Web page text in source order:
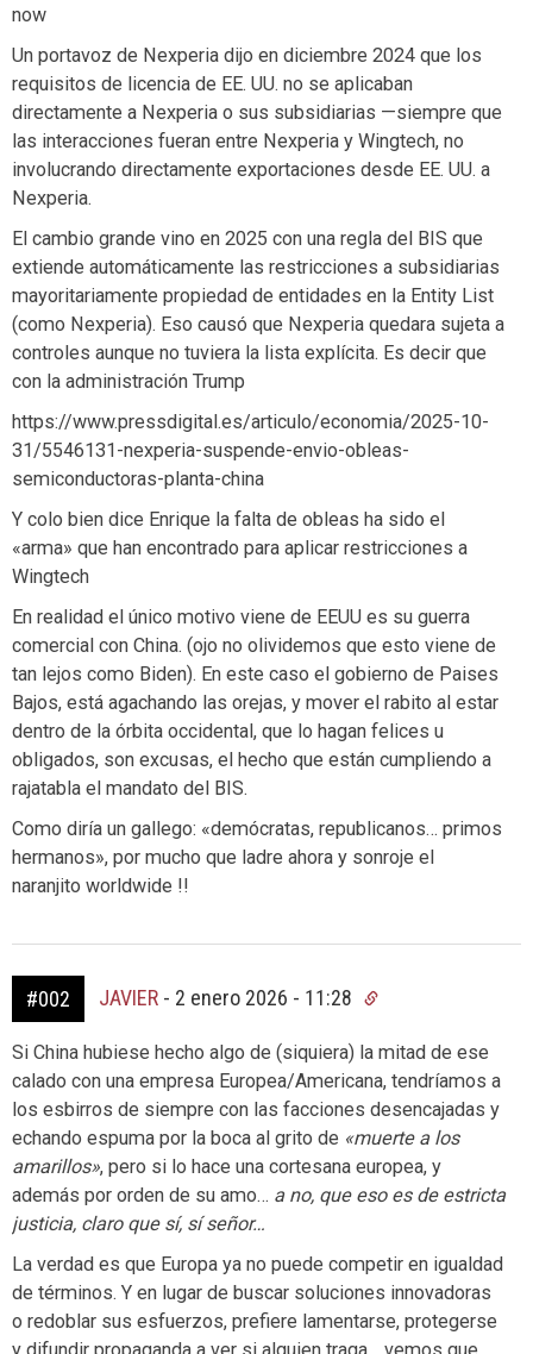
now
Un portavoz de Nexperia dijo en diciembre 2024 que los
requisitos de licencia de EE. UU. no se aplicaban
directamente a Nexperia o sus subsidiarias —siempre que
las interacciones fueran entre Nexperia y Wingtech, no
involucrando directamente exportaciones desde EE. UU. a
Nexperia.
El cambio grande vino en 2025 con una regla del BIS que
extiende automáticamente las restricciones a subsidiarias
mayoritariamente propiedad de entidades en la Entity List
(como Nexperia). Eso causó que Nexperia quedara sujeta a
controles aunque no tuviera la lista explícita. Es decir que
con la administración Trump
https://www.pressdigital.es/articulo/economia/2025-10-
31/5546131-nexperia-suspende-envio-obleas-
semiconductoras-planta-china
Y colo bien dice Enrique la falta de obleas ha sido el
«arma» que han encontrado para aplicar restricciones a
Wingtech
En realidad el único motivo viene de EEUU es su guerra
comercial con China. (ojo no olividemos que esto viene de
tan lejos como Biden). En este caso el gobierno de Paises
Bajos, está agachando las orejas, y mover el rabito al estar
dentro de la órbita occidental, que lo hagan felices u
obligados, son excusas, el hecho que están cumpliendo a
rajatabla el mandato del BIS.
Como diría un gallego: «demócratas, republicanos… primos
hermanos», por mucho que ladre ahora y sonroje el
naranjito worldwide !!
#002 JAVIER - 2 enero 2026 - 11:28
Si China hubiese hecho algo de (siquiera) la mitad de ese
calado con una empresa Europea/Americana, tendríamos a
los esbirros de siempre con las facciones desencajadas y
echando espuma por la boca al grito de «muerte a los
amarillos», pero si lo hace una cortesana europea, y
además por orden de su amo… a no, que eso es de estricta
justicia, claro que sí, sí señor…
La verdad es que Europa ya no puede competir en igualdad
de términos. Y en lugar de buscar soluciones innovadoras
o redoblar sus esfuerzos, prefiere lamentarse, protegerse